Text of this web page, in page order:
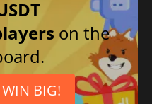
on the
BIG!